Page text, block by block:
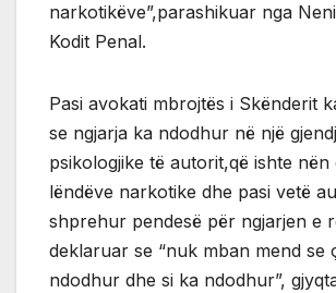
narkotikëve”,parashikuar nga
Kodit Penal.
Pasi avokati mbrojtës i Skënderit
se ngjarja ka ndodhur në një
psikologjike të autorit,që ishte nën
lëndëve narkotike dhe pasi vetë
shprehur pendesë për ngjarjen e
deklaruar se “nuk mban mend se
ndodhur dhe si ka ndodhur”,